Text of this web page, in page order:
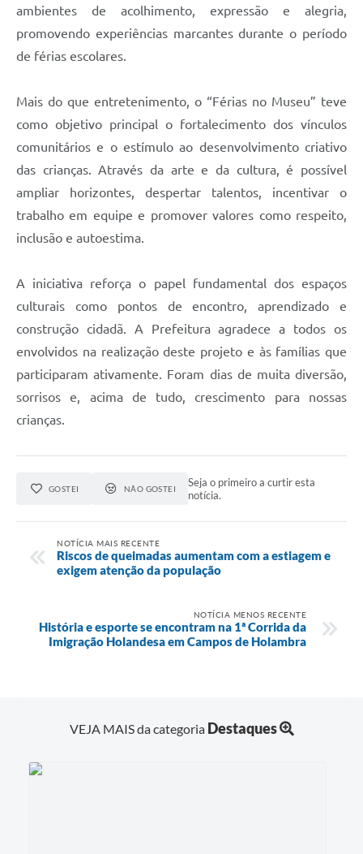
ambientes de acolhimento, expressão e alegria,
promovendo experiências marcantes durante o período
de férias escolares.
Mais do que entretenimento, o “Férias no Museu” teve
como objetivo principal o fortalecimento dos vínculos
comunitários e o estímulo ao desenvolvimento criativo
das crianças. Através da arte e da cultura, é possível
ampliar horizontes, despertar talentos, incentivar o
trabalho em equipe e promover valores como respeito,
inclusão e autoestima.
A iniciativa reforça o papel fundamental dos espaços
culturais como pontos de encontro, aprendizado e
construção cidadã. A Prefeitura agradece a todos os
envolvidos na realização deste projeto e às famílias que
participaram ativamente. Foram dias de muita diversão,
sorrisos e, acima de tudo, crescimento para nossas
crianças.
GOSTEI NÃO GOSTEI
Seja o primeiro a curtir esta
notícia.
NOTÍCIA MAIS RECENTE
Riscos de queimadas aumentam com a estiagem e
exigem atenção da população
NOTÍCIA MENOS RECENTE
História e esporte se encontram na 1ª Corrida da
Imigração Holandesa em Campos de Holambra
VEJA MAIS da categoria Destaques